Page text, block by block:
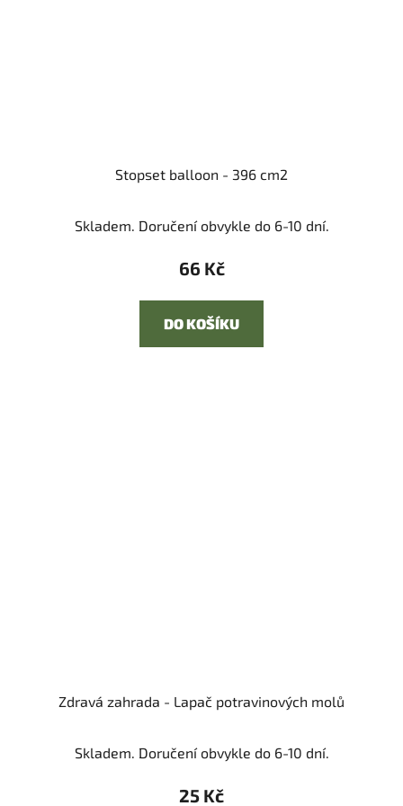
Stopset balloon - 396 cm2
Skladem. Doručení obvykle do 6-10 dní.
66 Kč
DO KOŠÍKU
Zdravá zahrada - Lapač potravinových molů
Skladem. Doručení obvykle do 6-10 dní.
25 Kč